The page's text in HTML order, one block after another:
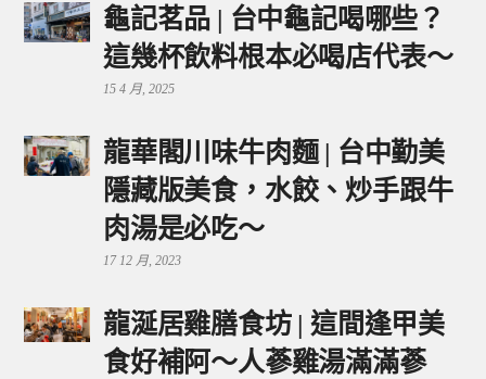
龜記茗品 | 台中龜記喝哪些？
這幾杯飲料根本必喝店代表～
15 4 月, 2025
龍華閣川味牛肉麵 | 台中勤美
隱藏版美食，水餃、炒手跟牛
肉湯是必吃～
17 12 月, 2023
龍涎居雞膳食坊 | 這間逢甲美
食好補阿～人蔘雞湯滿滿蔘